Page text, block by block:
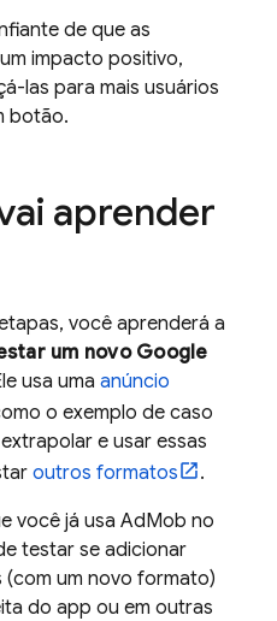
de que as
impacto positivo,
las para mais usuários
botão.
aprender
você aprenderá a
um novo Google
usa uma anúncio
o exemplo de caso
e usar essas
outros formatos
.
você já usa AdMob no
testar se adicionar
um novo formato)
do app ou em outras